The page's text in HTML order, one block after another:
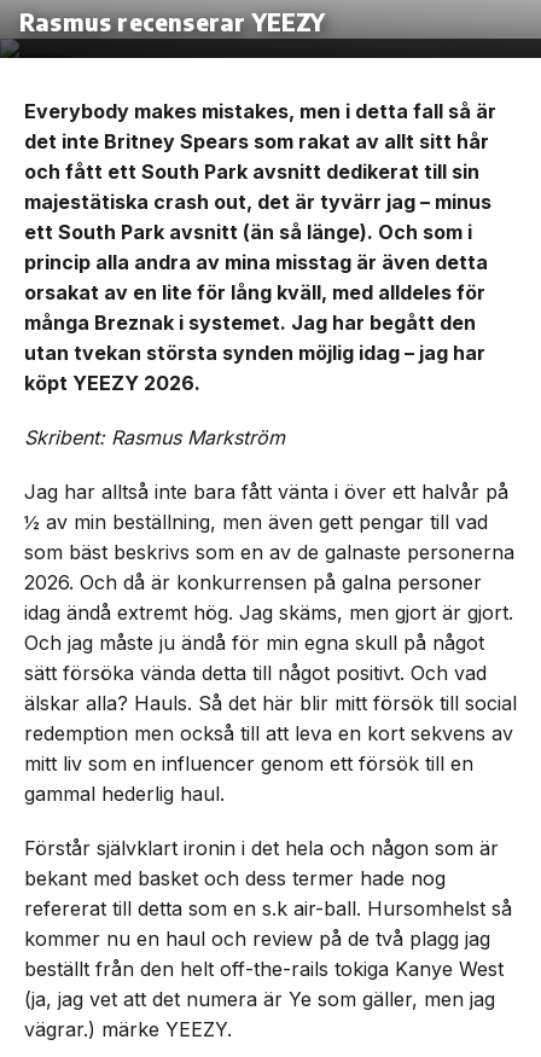
Rasmus recenserar YEEZY
Everybody makes mistakes, men i detta fall så är
det inte Britney Spears som rakat av allt sitt hår
och fått ett South Park avsnitt dedikerat till sin
majestätiska crash out, det är tyvärr jag – minus
ett South Park avsnitt (än så länge). Och som i
princip alla andra av mina misstag är även detta
orsakat av en lite för lång kväll, med alldeles för
många Breznak i systemet. Jag har begått den
utan tvekan största synden möjlig idag – jag har
köpt YEEZY 2026.
Skribent: Rasmus Markström
Jag har alltså inte bara fått vänta i över ett halvår på
½ av min beställning, men även gett pengar till vad
som bäst beskrivs som en av de galnaste personerna
2026. Och då är konkurrensen på galna personer
idag ändå extremt hög. Jag skäms, men gjort är gjort.
Och jag måste ju ändå för min egna skull på något
sätt försöka vända detta till något positivt. Och vad
älskar alla? Hauls. Så det här blir mitt försök till social
redemption men också till att leva en kort sekvens av
mitt liv som en influencer genom ett försök till en
gammal hederlig haul.
Förstår självklart ironin i det hela och någon som är
bekant med basket och dess termer hade nog
refererat till detta som en s.k air-ball. Hursomhelst så
kommer nu en haul och review på de två plagg jag
beställt från den helt off-the-rails tokiga Kanye West
(ja, jag vet att det numera är Ye som gäller, men jag
vägrar.) märke YEEZY.